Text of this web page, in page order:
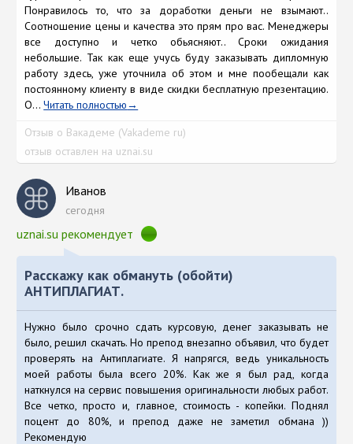
Понравилось то, что за доработки деньги не взымают..
Соотношение цены и качества это прям про вас. Менеджеры
все доступно и четко обьясняют.. Сроки ожидания
небольшие. Так как еще учусь буду заказывать дипломную
работу здесь, уже уточнила об этом и мне пообещали как
постоянному клиенту в виде скидки бесплатную презентацию.
О...Читать полностью
Отзыв о Вакадеме (Vakademe ru)
отзыв оставлен на uznai.su
Иванов
сегодня
uznai.su рекомендует
Расскажу как обмануть (обойти)
АНТИПЛАГИАТ.
Нужно было срочно сдать курсовую, денег заказывать не
было, решил скачать. Но препод внезапно объявил, что будет
проверять на Антиплагиате. Я напрягся, ведь уникальность
моей работы была всего 20%. Как же я был рад, когда
наткнулся на сервис повышения оригинальности любых работ.
Все четко, просто и, главное, стоимость - копейки. Поднял
поцент до 80%, и препод даже не заметил обмана ))
Рекомендую